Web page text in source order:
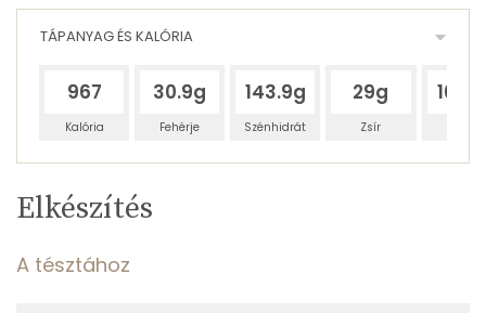
TÁPANYAG ÉS KALÓRIA
967
Kalória
30.9g
Fehérje
143.9g
Szénhidrát
29g
Zsír
Egy
adagban
8%
TÁPANYAGTARTALOM
Elkészítés
A tésztához